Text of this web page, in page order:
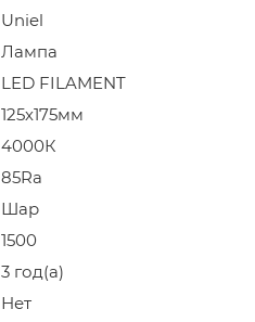
Uniel
Лампа
LED FILAMENT
125х175мм
4000К
85Ra
Шар
1500
3 год(а)
Нет